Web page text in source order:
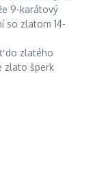
9-karátový
so zlatom 14-
do zlatého
zlato šperk